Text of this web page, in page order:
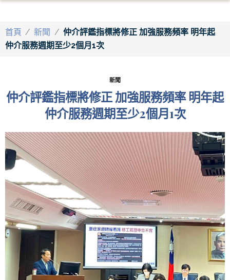
首頁 / 新聞 / 仲介評鑑指標將修正 加強服務頻率 明年起
仲介服務週期至少2個月1次
新聞
仲介評鑑指標將修正 加強服務頻率 明年起
仲介服務週期至少2個月1次